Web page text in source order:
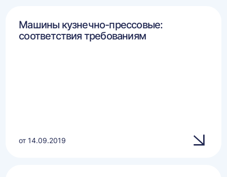
Машины кузнечно-прессовые:
соответствия требованиям
от 14.09.2019